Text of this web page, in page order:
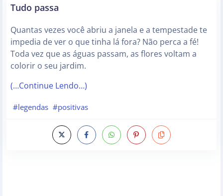
Tudo passa
Quantas vezes você abriu a janela e a tempestade te
impedia de ver o que tinha lá fora? Não perca a fé!
Toda vez que as águas passam, as flores voltam a
colorir o seu jardim.
(…Continue Lendo…)
#legendas #positivas